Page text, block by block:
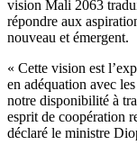
vision Mali 2063
répondre aux
nouveau et émergent.
« Cette vision est
en adéquation avec
notre disponibilité à
esprit de coopération
déclaré le ministre